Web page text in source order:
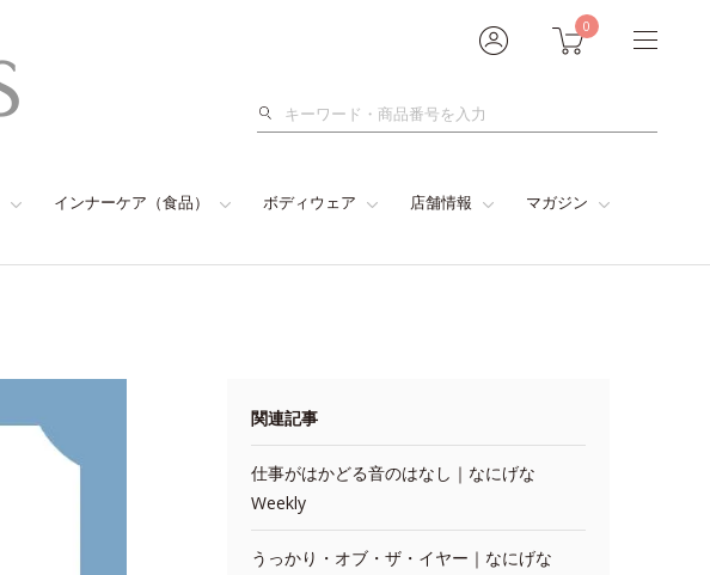
0
検
インナーケア（食品） ボディウェア 店舗情報 マガジン
関連記事
仕事がはかどる音のはなし｜なにげな
Weekly
うっかり・オブ・ザ・イヤー｜なにげな